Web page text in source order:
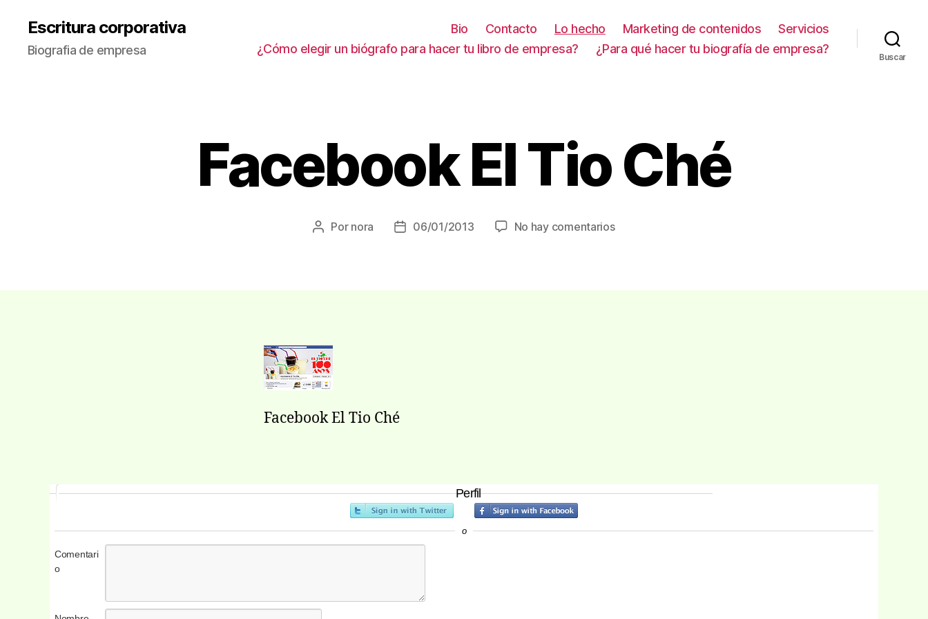
Escritura corporativa
Biografia de empresa
Bio Contacto Lo hecho Marketing de contenidos
Servicios
¿Cómo elegir un biógrafo para hacer tu libro de empresa?
¿Para qué hacer tu biografía de empresa?
Buscar
Facebook El Tio Ché
Autor
Por nora
Fecha06/01/2013 No hay comentariosen
Facebook El Tio Ché
Perfil
o
Comentari
o